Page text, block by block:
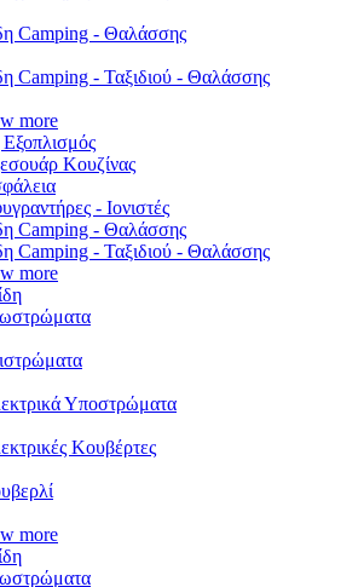
Camping - Θαλάσσης
Camping - Ταξιδιού - Θαλάσσης
more
Εξοπλισμός
Κουζίνας
- Ιονιστές
Camping - Θαλάσσης
Camping - Ταξιδιού - Θαλάσσης
more
Υποστρώματα
Κουβέρτες
more